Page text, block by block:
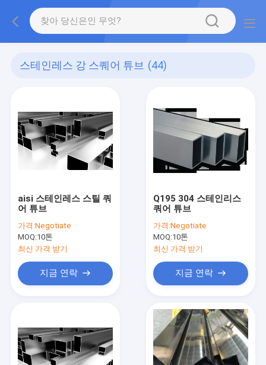
스테인레스 강 스퀘어 튜브 (44)
aisi 스테인레스 스틸 쿼
어 튜브
가격:Negotiate
MOQ:10톤
최신 가격 받기
지금 연락
Q195 304 스테인리스
쿼어 튜브
가격:Negotiate
MOQ:10톤
최신 가격 받기
지금 연락